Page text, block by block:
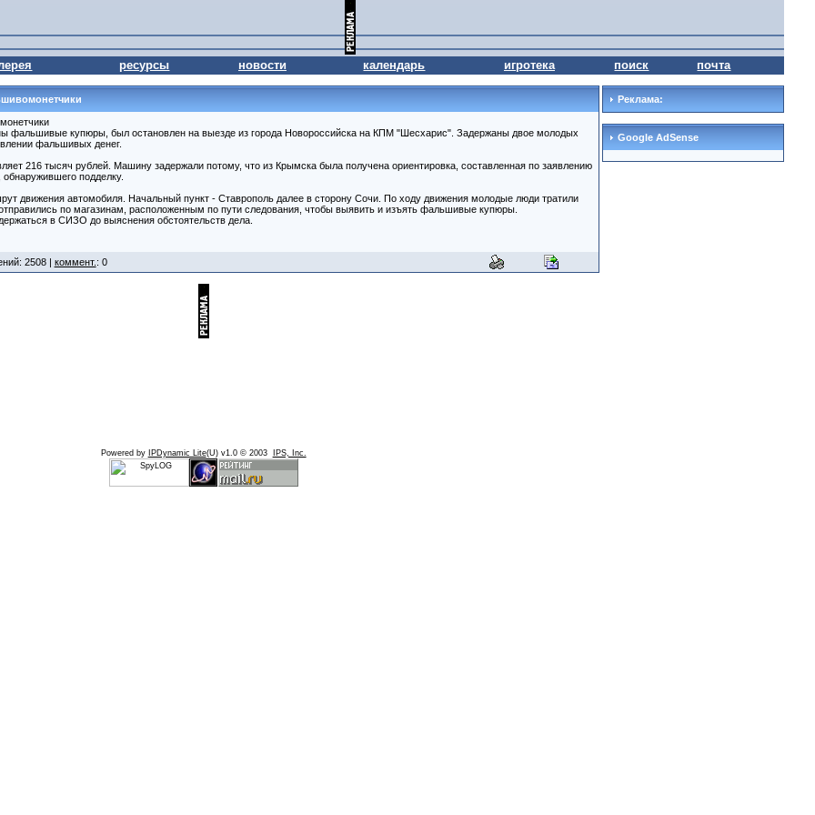
ресурсы новости календарь игротека поиск почта
фальшивые купюры, был остановлен на выезде из города Новороссийска на КПМ "Шесхарис". Задержаны двое молодых
фальшивых денег.
216 тысяч рублей. Машину задержали потому, что из Крымска была получена ориентировка, составленная по заявлению
подделку.
движения автомобиля. Начальный пункт - Ставрополь далее в сторону Сочи. По ходу движения молодые люди тратили
по магазинам, расположенным по пути следования, чтобы выявить и изъять фальшивые купюры.
в СИЗО до выяснения обстоятельств дела.
2508 | коммент. : 0
Реклама:
Google AdSense
Powered by IPDynamic Lite(U) v1.0 © 2003 IPS, Inc.